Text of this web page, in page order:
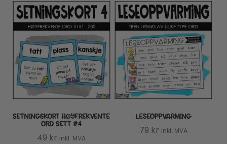
SETNINGSKORT HØYFREKVENTE
ORD SETT #4
49 kr inkl. MVA
LESEOPPVARMING
79 kr inkl. MVA